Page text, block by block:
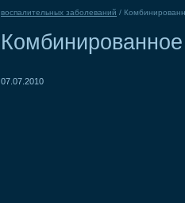
воспалительных заболеваний /
07.07.2010